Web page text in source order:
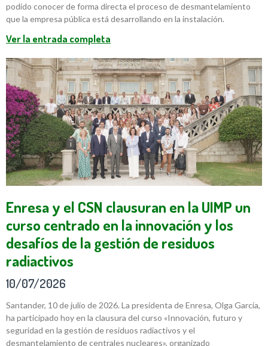
podido conocer de forma directa el proceso de desmantelamiento
que la empresa pública está desarrollando en la instalación.
Ver la entrada completa
Enresa y el CSN clausuran en la UIMP un
curso centrado en la innovación y los
desafíos de la gestión de residuos
radiactivos
10/07/2026
Santander, 10 de julio de 2026. La presidenta de Enresa, Olga García,
ha participado hoy en la clausura del curso «Innovación, futuro y
seguridad en la gestión de residuos radiactivos y el
desmantelamiento de centrales nucleares», organizado